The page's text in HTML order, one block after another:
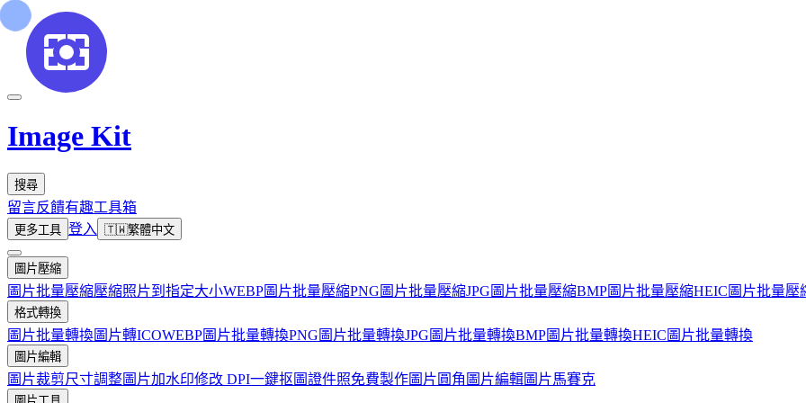
Image Kit
搜尋
留言反饋有趣工具箱
更多工具 登入 🇹🇼繁體中文
圖片壓縮
圖片批量壓縮壓縮照片到指定大小WEBP圖片批量壓縮PNG圖片批量壓縮JPG圖片批量壓縮BMP圖片批量壓縮HEIC圖片批量壓
格式轉換
圖片批量轉換圖片轉ICOWEBP圖片批量轉換PNG圖片批量轉換JPG圖片批量轉換BMP圖片批量轉換HEIC圖片批量轉換
圖片編輯
圖片裁剪尺寸調整圖片加水印修改 DPI一鍵抠圖證件照免費製作圖片圓角 圖片編輯圖片馬賽克